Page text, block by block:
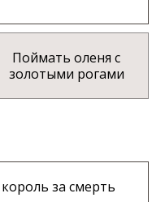
Поймать оленя с
золотыми рогами
за смерть